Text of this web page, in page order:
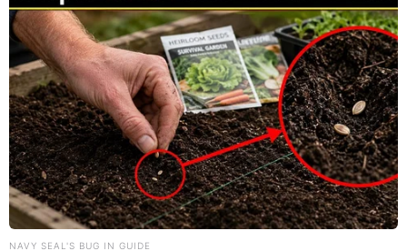
¿Ya estás listo para disfrutarlo? Según la cuenta oficial de
Twitterde los premios,podrás ver el show en vivo a través
de TNT Latinoamérica o HTV, para sintonizar ambos
canales se debe de contar con servicio de cable. Además,
podrás sintonizar el evento vía streaming en LosHeat.TV.
El evento empezará a partir de las 4 de la tarde en horario
peruana, pero si vives en otro país en la siguiente lista te
indicamos los respectivos horarios.